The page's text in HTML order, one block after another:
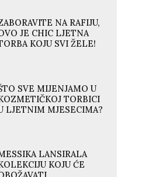
NA RAFIJU,
JE CHIC LJETNA
KOJU SVI ŽELE!
SVE MIJENJAMO U
TORBICI
LJETNIM MJESECIMA?
LANSIRALA
KOJU ĆE